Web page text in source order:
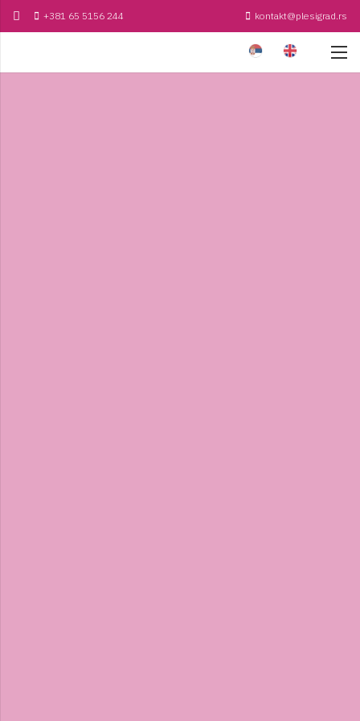
+381 65 5156 244 kontakt@plesigrad.rs